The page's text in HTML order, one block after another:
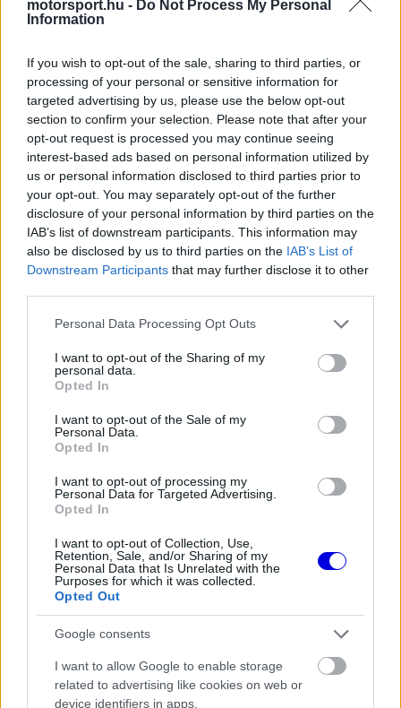
motorsport.hu - Do Not Process My Personal
Information
If you wish to opt-out of the sale, sharing to third parties, or
processing of your personal or sensitive information for
targeted advertising by us, please use the below opt-out
section to confirm your selection. Please note that after your
opt-out request is processed you may continue seeing
interest-based ads based on personal information utilized by
us or personal information disclosed to third parties prior to
your opt-out. You may separately opt-out of the further
disclosure of your personal information by third parties on the
IAB’s list of downstream participants. This information may
also be disclosed by us to third parties on the IAB’s List of
Downstream Participants that may further disclose it to other
Please note that this website/app uses one or more Google
not limited to your visit or usage behaviour. You may click to
grant or deny consent to Google and its third-party tags to
use your data for below specified purposes in below Google
consent section.
Personal Data Processing Opt Outs
I want to opt-out of the Sharing of my
personal data.
Opted In
I want to opt-out of the Sale of my
Personal Data.
Opted In
I want to opt-out of processing my
Personal Data for Targeted Advertising.
Opted In
I want to opt-out of Collection, Use,
Retention, Sale, and/or Sharing of my
Personal Data that Is Unrelated with the
Purposes for which it was collected.
Opted Out
Google consents
I want to allow Google to enable storage
related to advertising like cookies on web or
device identifiers in apps.
Player
a
window.
„Az utóbbi futamokon a körülmények
egyértelműen George ellen dolgoztak, pedig
vasárnap nagyon fontos pontokat szerezhetett
volna. A verseny egy pontján még az élen is állt,
ha pedig a kitartásról vagy a karakterről
beszélünk, a paddockban mindenki közül rá
fogadnék a legszívesebben. A gokartos évei és a
kisebb kategóriák óta számtalan alkalommal
kellett már leküzdenie a nehézségeket, vagyis ő
egyáltalán nem az a típus, aki egykönnyen
feladja” – fogalmazott a Mercedes csapatfőnöke.
EZEKET IS AJÁNLJUK
FORMA-1
Montoya átlátott Verstappen
trükkjén és elárulta a távozási
FORMA-1
Max Verstappen érzelmes példával
szemléltette a család fontosságát